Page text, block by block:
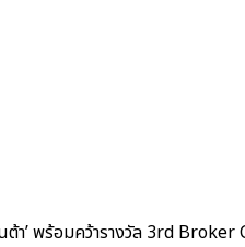
ต้า’ พร้อมคว้ารางวัล 3rd